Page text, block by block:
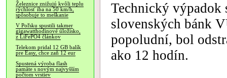
Železnice znižujú kvôli teplu
rýchlosť iba na 50 km/h,
spôsobuje to meškanie
V Poľsku spustili takmer
gigawatthodinové úložisko,
z LiFePO4 článkov
Telekom pridal 12 GB balík
pre Easy, chce zaň 12 eur
Spustená výroba flash
pamäte s novým najvyšším
počtom vrstiev
Technický výpadok
slovenských bánk
popoludní, bol
ako 12 hodín.